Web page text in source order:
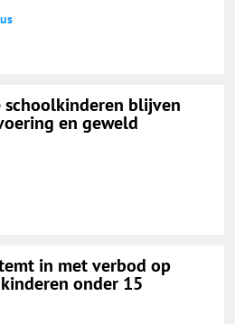
schoolkinderen blijven
en geweld
in met verbod op
onder 15